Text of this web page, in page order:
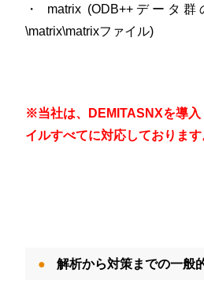
・ matrix (ODB++データ
\matrix\matrixファイル)
※当社は、DEMITASNXを導入
イルすべてに対応しております
解析から対策までの一般